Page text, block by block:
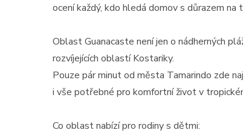
ocení každý, kdo hledá domov s důrazem
Oblast Guanacaste není jen o nádherných
rozvíjejících oblastí Kostariky.
Pouze pár minut od města Tamarindo zde
i vše potřebné pro komfortní život v
Co oblast nabízí pro rodiny s dětmi: